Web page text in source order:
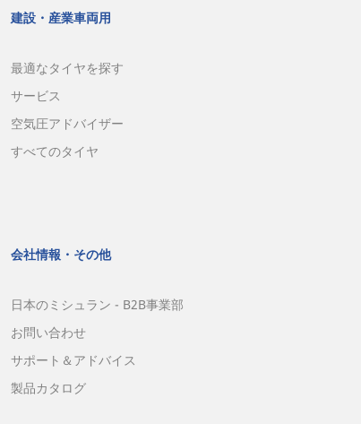
建設・産業車両用
最適なタイヤを探す
サービス
空気圧アドバイザー
すべてのタイヤ
会社情報・その他
日本のミシュラン - B2B事業部
お問い合わせ
サポート＆アドバイス
製品カタログ